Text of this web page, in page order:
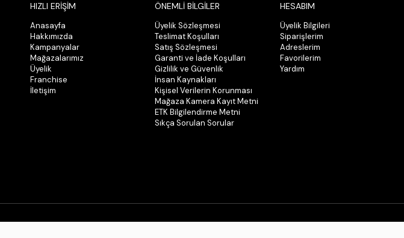
HIZLI ERİŞİM
Anasayfa
Hakkımızda
Kampanyalar
Mağazalarımız
Üyelik
Franchise
İletişim
ÖNEMLİ BİLGİLER
Üyelik Sözleşmesi
Teslimat Koşulları
Satış Sözleşmesi
Garanti ve İade Koşulları
Gizlilik ve Güvenlik
İnsan Kaynakları
Kişisel Verilerin Korunması
Mağaza Kamera Kayıt Metni
ETK Bilgilendirme Metni
Sıkça Sorulan Sorular
HESABIM
Üyelik Bilgileri
Siparişlerim
Adreslerim
Favorilerim
Yardım